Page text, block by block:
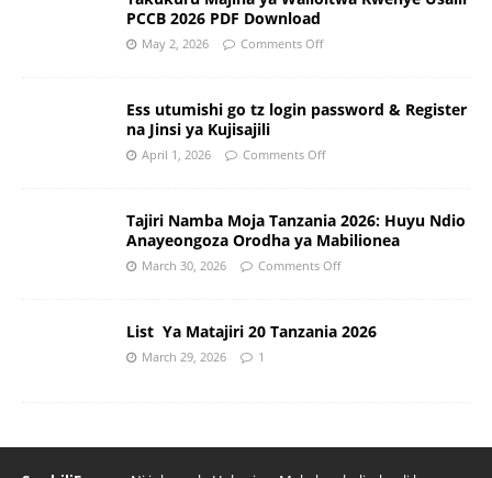
PCCB 2026 PDF Download
May 2, 2026 Comments Off
Ess utumishi go tz login password & Register
na Jinsi ya Kujisajili
April 1, 2026 Comments Off
Tajiri Namba Moja Tanzania 2026: Huyu Ndio
Anayeongoza Orodha ya Mabilionea
March 30, 2026 Comments Off
List Ya Matajiri 20 Tanzania 2026
March 29, 2026 1